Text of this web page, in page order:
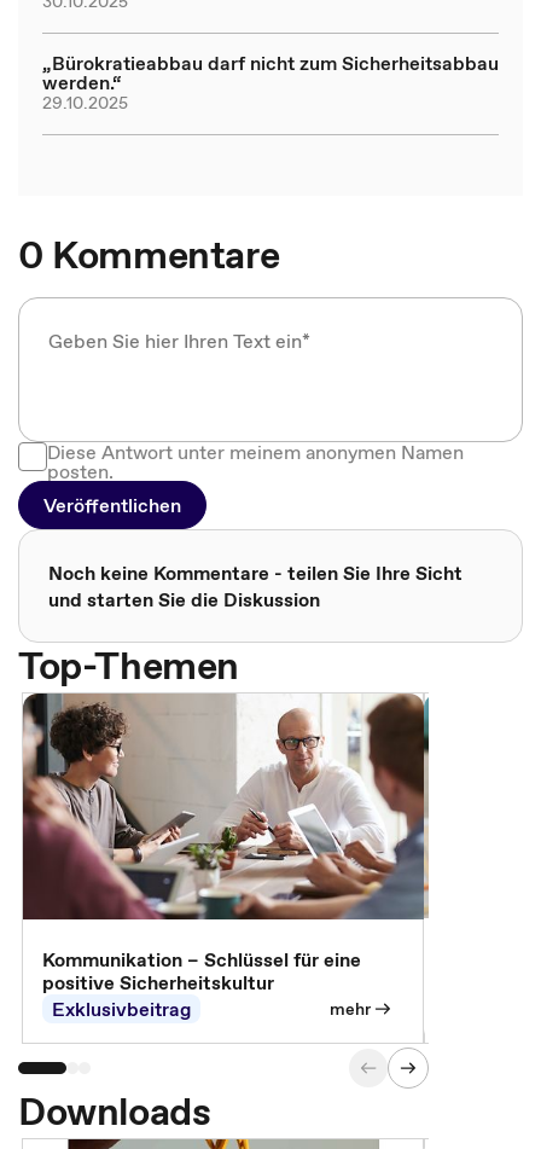
„Bürokratieabbau darf nicht zum Sicherheitsabbau
werden.“
29.10.2025
0 Kommentare
Diese Antwort unter meinem anonymen Namen
posten.
Veröffentlichen
Noch keine Kommentare - teilen Sie Ihre Sicht
und starten Sie die Diskussion
Top-Themen
Kommunikation – Schlüssel für eine
positive Sicherheitskultur
Exklusivbeitrag
mehr
Downloads